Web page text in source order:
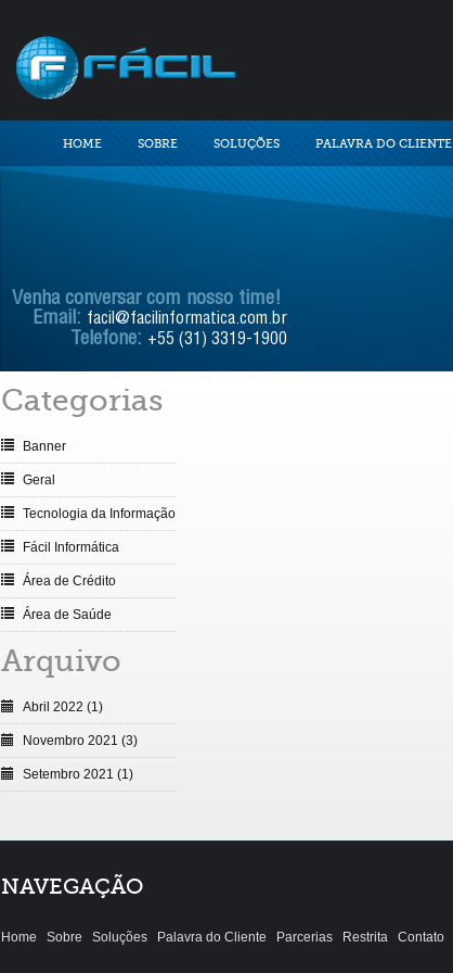
HOME SOBRE SOLUÇÕES PALAVRA DO CLIENTE
Venha conversar com nosso time!
Email: facil@facilinformatica.com.br
Telefone: +55 (31) 3319-1900
Categorias
Banner
Geral
Tecnologia da Informação
Fácil Informática
Área de Crédito
Área de Saúde
Arquivo
Abril 2022 (1)
Novembro 2021 (3)
Setembro 2021 (1)
NAVEGAÇÃO
Home Sobre Soluções Palavra do Cliente Parcerias Restrita Contato